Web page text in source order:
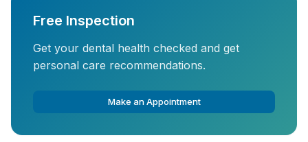
Free Inspection
Get your dental health checked and get
personal care recommendations.
Make an Appointment